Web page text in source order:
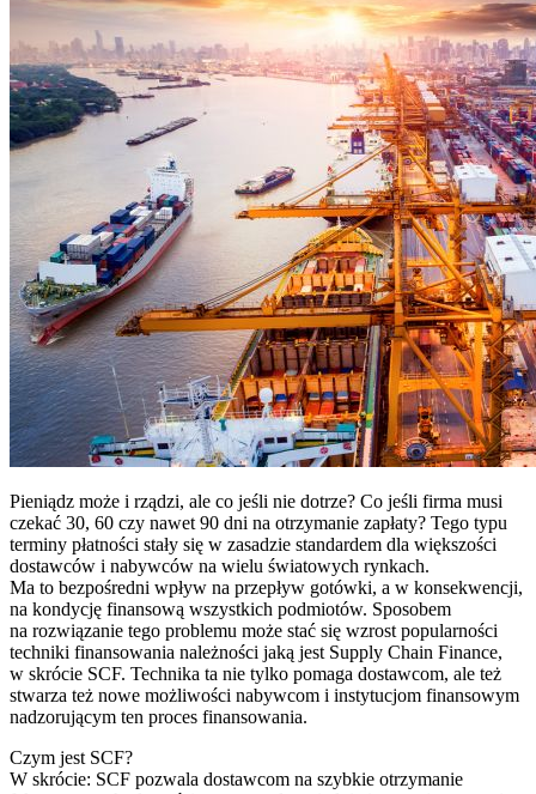
Pieniądz może i rządzi, ale co jeśli nie dotrze? Co jeśli firma musi
czekać 30, 60 czy nawet 90 dni na otrzymanie zapłaty? Tego typu
terminy płatności stały się w zasadzie standardem dla większości
dostawców i nabywców na wielu światowych rynkach.
Ma to bezpośredni wpływ na przepływ gotówki, a w konsekwencji,
na kondycję finansową wszystkich podmiotów. Sposobem
na rozwiązanie tego problemu może stać się wzrost popularności
techniki finansowania należności jaką jest Supply Chain Finance,
w skrócie SCF. Technika ta nie tylko pomaga dostawcom, ale też
stwarza też nowe możliwości nabywcom i instytucjom finansowym
nadzorującym ten proces finansowania.
Czym jest SCF?
W skrócie: SCF pozwala dostawcom na szybkie otrzymanie